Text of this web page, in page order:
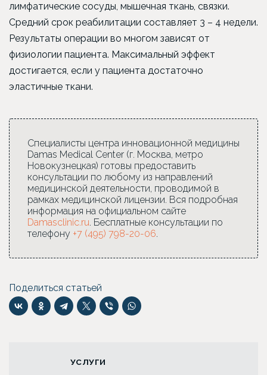
лимфатические сосуды, мышечная ткань, связки.
Средний срок реабилитации составляет 3 – 4 недели.
Результаты операции во многом зависят от
физиологии пациента. Максимальный эффект
достигается, если у пациента достаточно
эластичные ткани.
Специалисты центра инновационной медицины
Damas Medical Center (г. Москва, метро
Новокузнецкая) готовы предоставить
консультации по любому из направлений
медицинской деятельности, проводимой в
рамках медицинской лицензии. Вся подробная
информация на официальном сайте
Damasclinic.ru. Бесплатные консультации по
телефону +7 (495) 798-20-06.
Поделиться статьей
УСЛУГИ